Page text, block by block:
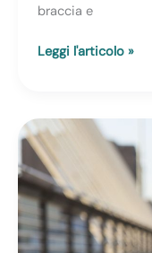
braccia e
DOLORI
AL
PERIODO
ESTIVO
Leggi l'articolo »